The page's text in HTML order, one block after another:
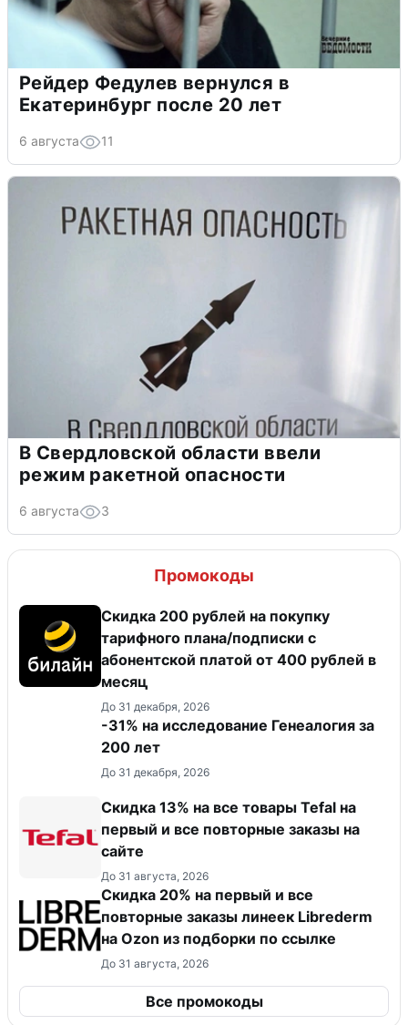
Рейдер Федулев вернулся в
Екатеринбург после 20 лет
6 августа 11
В Свердловской области ввели
режим ракетной опасности
6 августа 3
Промокоды
Скидка 200 рублей на покупку
тарифного плана/подписки с
абонентской платой от 400 рублей в
месяц
До 31 декабря, 2026
-31% на исследование Генеалогия за
200 лет
До 31 декабря, 2026
Скидка 13% на все товары Tefal на
первый и все повторные заказы на
сайте
До 31 августа, 2026
Скидка 20% на первый и все
повторные заказы линеек Librederm
на Ozon из подборки по ссылке
До 31 августа, 2026
Все промокоды